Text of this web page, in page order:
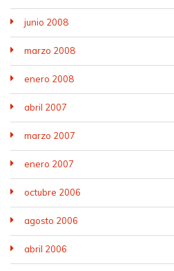
junio 2008
marzo 2008
enero 2008
abril 2007
marzo 2007
enero 2007
octubre 2006
agosto 2006
abril 2006